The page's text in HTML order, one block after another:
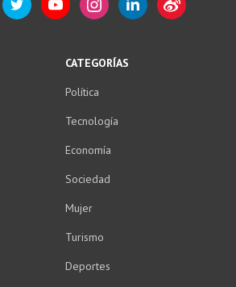
CATEGORÍAS
Política
Tecnología
Economía
Sociedad
Mujer
Turismo
Deportes